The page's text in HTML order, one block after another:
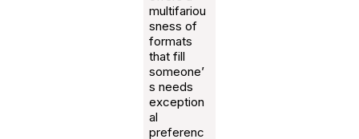
multifariou
sness of
formats
that fill
someone’
s needs
exception
al
preferenc